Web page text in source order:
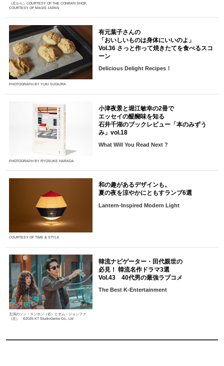
（左から）COURTESY OF THE CONRAN SHOP,
COURTESY OF MAGIS JAPAN
PHOTOGRAPH BY YUKI SUGIURA
有元葉子さんの
「おいしいものは身体にいいのよ」
Vol.36 さっと作って焼きたてを食べるスコ
ーン
Delicious Delight Recipes！
PHOTOGRAPH BY RYOSUKE HARADA
小津夜景と堀江敏幸の2冊で
エッセイの醍醐味を知る
石井千湖のブックレビュー「本のみずう
み」vol.18
What Will You Read Next ?
COURTESY OF TIME & STYLE
和の趣があるデザインも。
夏の夜を涼やかにともすランプ6選
Lantern-Inspired Modern Light
主演のソン・スンホン（右）とオム・ジョンファ
（左） ©2025 KT StudioGenie Co., Ltd
韓流ナビゲーター・田代親世の
必見！ 韓流名作ドラマ3選
Vol.43 40代男の最強ラブコメ
The Best K-Entertainment